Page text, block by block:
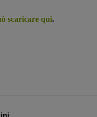
scaricare qui.